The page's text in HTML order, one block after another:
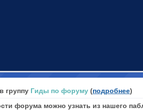
группу Гиды по форуму (подробнее)
форума можно узнать из нашего